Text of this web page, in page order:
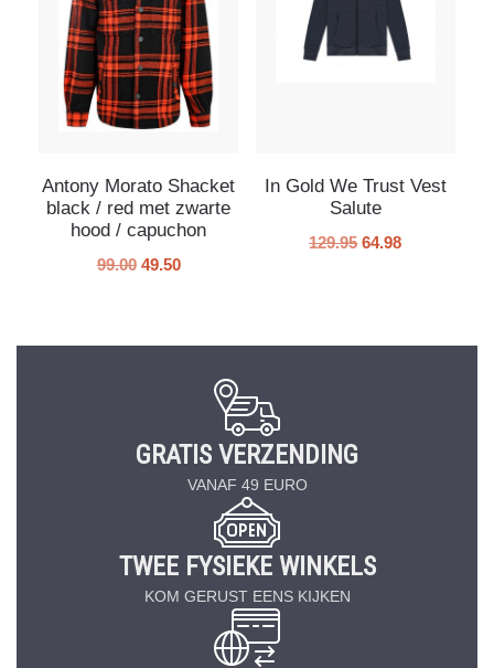
Antony Morato Shacket
black / red met zwarte
hood / capuchon
99.00 49.50
In Gold We Trust Vest
Salute
129.95 64.98
GRATIS VERZENDING
VANAF 49 EURO
TWEE FYSIEKE WINKELS
KOM GERUST EENS KIJKEN